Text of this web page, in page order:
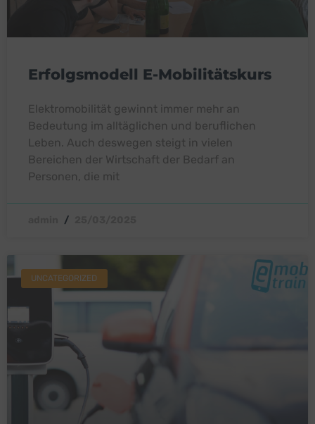
Erfolgsmodell E-Mobilitätskurs
Elektromobilität gewinnt immer mehr an
Bedeutung im alltäglichen und beruflichen
Leben. Auch deswegen steigt in vielen
Bereichen der Wirtschaft der Bedarf an
Personen, die mit
UNCATEGORIZED